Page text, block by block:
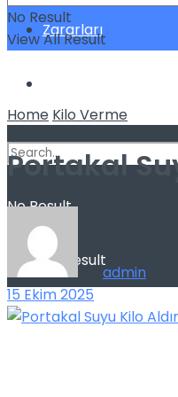
Zararları
No Result
View All Result
No Result
View All Result
Home Kilo Verme
Portakal
admin
15 Ekim 2025